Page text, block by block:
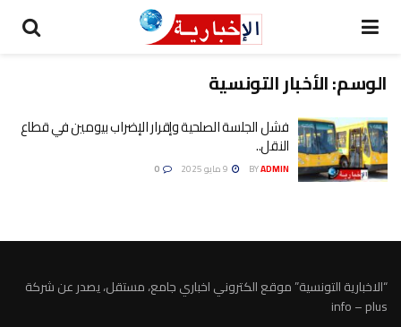
الوسم:الأخبار التونسية
فشل الجلسة الصلحية وإقرار الإضراب بيومين في قطاع
النقل..
BYADMIN
“الاخبارية التونسية” موقع الكتروني اخباري جامع، مستقل، يصدر عن شركة
info – plus